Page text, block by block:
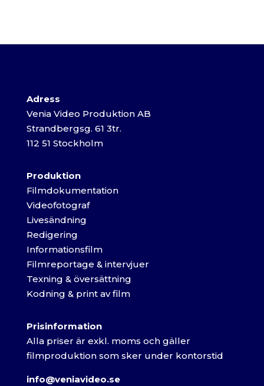
Adress
Venia Video Produktion AB
Strandbergsg. 61 3tr.
112 51 Stockholm
Produktion
Filmdokumentation
Videofotograf
Livesändning
Redigering
Informationsfilm
Filmreportage & intervjuer
Texning & översättning
Kodning & print av film
Prisinformation
Alla priser är exkl. moms och gäller
filmproduktion som sker under kontorstid
info@veniavideo.se